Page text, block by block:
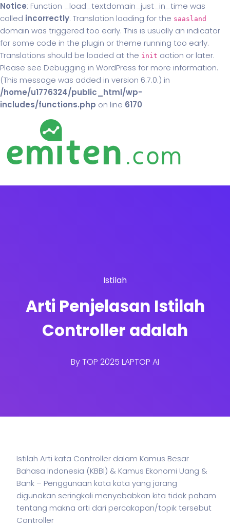
Notice: Function _load_textdomain_just_in_time was
called incorrectly. Translation loading for the saasland
domain was triggered too early. This is usually an indicator
for some code in the plugin or theme running too early.
Translations should be loaded at the init action or later.
Please see Debugging in WordPress for more information.
(This message was added in version 6.7.0.) in
/home/u1776324/public_html/wp-
includes/functions.php on line 6170
Istilah
Arti Penjelasan Istilah
Controller adalah
ByTOP 2025 LAPTOP AI
Istilah Arti kata Controller dalam Kamus Besar
Bahasa Indonesia (KBBI) & Kamus Ekonomi Uang &
Bank – Penggunaan kata kata yang jarang
digunakan seringkali menyebabkan kita tidak paham
tentang makna arti dari percakapan/topik tersebut
Controller